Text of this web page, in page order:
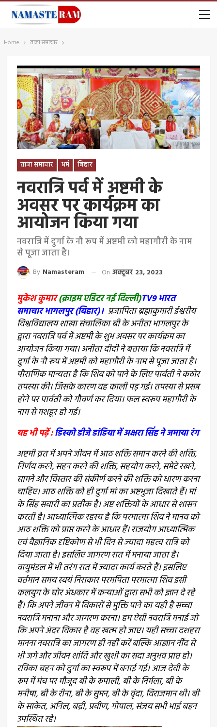
Home ताजा समाचार
ताजा समाचार धर्म बिहार
नवरात्रि पर्व में अष्टमी के
अवसर पर कार्यक्रम का
आयोजन किया गया
नवरात्रि में दुर्गा के नौ रूप में अष्टमी को महागौरी के नाम
से पूजा जाता है।
By Namasteram On अक्टूबर 23, 2023
मुकेश कुमार(क्राइम एडिटर नई दिल्ली)TV9 भारत
समाचार भागलपुर (बिहार)। प्रजापिता ब्रह्माकुमारी ईश्वरीय
विश्वविद्यालय शाखा संचालिका बी के अनीता भागलपुर के
द्वारा नवरात्रि पर्व में अष्टमी के शुभ अवसर पर कार्यक्रम का
आयोजन किया गया। अनीता दीदी ने बताया कि नवरात्रि में
दुर्गा के नौ रूप में अष्टमी को महागौरी के नाम से पूजा जाता है।
पौराणिक मान्यता है कि शिव को पाने के लिए पार्वती ने कठोर
तपस्या की। जिसके कारण वह काली पड़ गई। तपस्या से प्रसन्न
होने पर पार्वती को गौवर्ण कर दिया। फल स्वरूप महागौरी के
नाम से मशहूर हो गई।
यह भी पढ़ें :डिस्को डीजे डांडिया में अक्षरा सिंह ने जमाया रंग
अष्टमी व्रत में अपने जीवन में आठ शक्ति समान करने की शक्ति,
निर्णय करने, सहन करने की शक्ति, सहयोग करने, समेटे रखने,
सामने और विस्तार की संकीर्ण करने की शक्ति को धारण करना
चाहिए। आठ शक्ति को ही दुर्गा मां का अष्टभुजा दिखाते हैं। मां
के सिंह सवारी का प्रतीक है। अष्ट शक्तियों के आधार से शासन
करती है। आध्यात्मिक रहस्य है कि परमात्मा शिव ने मानव को
आठ शक्ति को प्राप्त करने के आधार हैं। राजयोग आध्यात्मिक
एवं वैज्ञानिक दृष्टिकोण से भी दिन से ज्यादा महत्व रात्रि को
दिया जाता है। इसलिए जागरण रात में मनाया जाता है।
वायुमंडल में भी तरंग रात में ज्यादा कार्य करते हैं। इसलिए
वर्तमान समय स्वयं निराकार परमपिता परमात्मा शिव इसी
कलयुग के घोर अंधकार में कन्याओं द्वारा सभी को ज्ञान दे रहे
हैं। कि अपने जीवन में विकारों से मुक्ति पाने का यही है सच्चा
नवरात्रि मनाना और जागरण करना। हम ऐसी नवरात्रि मनाई जो
कि अपने अंदर विकार है वह खत्म हो जाए। यही सच्चा दशहरा
मानना नवरात्रि का जागरण ही नहीं करें बल्कि आज्ञान नींद से
भी जगे और जीवन शांति और खुशी का सदा अनुभव प्राप्त हो।
रविका बहन को दुर्गा का स्वरूप में बनाई गई। आज देवी के
रूप में मंच पर मौजूद बी के रूपाली, बी के निर्मला, बी के
मनीषा, बी के रीना, बी के सुमन, बी के वृंदा, विराजमान थी। बी
के साकेत, अनिल, बद्री, प्रवीण, गोपाल, संजय सभी भाई बहन
उपस्थित रहे।